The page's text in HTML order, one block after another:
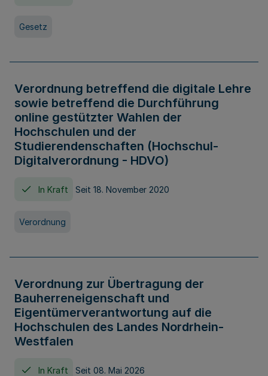
Gesetz
Verordnung betreffend die digitale Lehre
sowie betreffend die Durchführung
online gestützter Wahlen der
Hochschulen und der
Studierendenschaften (Hochschul-
Digitalverordnung - HDVO)
In Kraft Seit 18. November 2020
Verordnung
Verordnung zur Übertragung der
Bauherreneigenschaft und
Eigentümerverantwortung auf die
Hochschulen des Landes Nordrhein-
Westfalen
In Kraft Seit 08. Mai 2026